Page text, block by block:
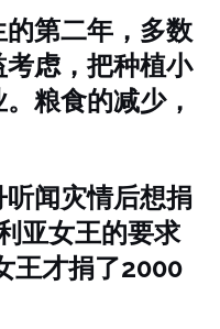
第二年，多数
虑，把种植小
粮食的减少，
闻灾情后想捐
亚女王的要求
王才捐了2000